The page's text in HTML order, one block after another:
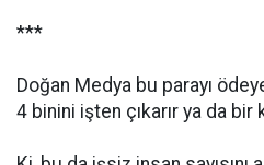
***
Doğan Medya bu parayı
4 binini işten çıkarır ya da bir